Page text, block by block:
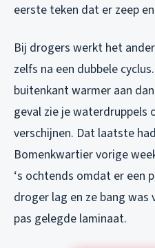
eerste teken dat er zeep
Bij drogers werkt het
zelfs na een dubbele
buitenkant warmer aan
geval zie je waterdruppels
verschijnen. Dat laatste
Bomenkwartier vorige
‘s ochtends omdat er een
droger lag en ze bang
pas gelegde laminaat.